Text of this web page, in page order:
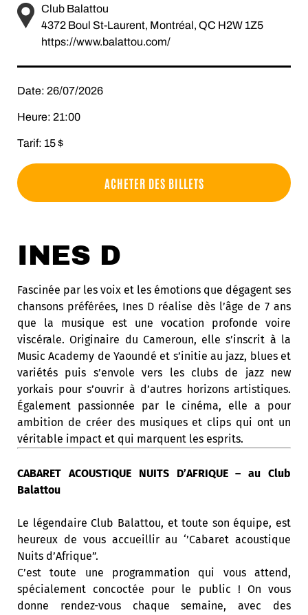
Club Balattou
4372 Boul St-Laurent, Montréal, QC H2W 1Z5
https://www.balattou.com/
Date: 26/07/2026
Heure: 21:00
Tarif: 15 $
ACHETER DES BILLETS
INES D
Fascinée par les voix et les émotions que dégagent ses
chansons préférées, Ines D réalise dès l’âge de 7 ans
que la musique est une vocation profonde voire
viscérale. Originaire du Cameroun, elle s’inscrit à la
Music Academy de Yaoundé et s’initie au jazz, blues et
variétés puis s’envole vers les clubs de jazz new
yorkais pour s’ouvrir à d’autres horizons artistiques.
Également passionnée par le cinéma, elle a pour
ambition de créer des musiques et clips qui ont un
véritable impact et qui marquent les esprits.
CABARET ACOUSTIQUE NUITS D’AFRIQUE – au Club
Balattou
Le légendaire Club Balattou, et toute son équipe, est
heureux de vous accueillir au ‘’Cabaret acoustique
Nuits d’Afrique”.
C’est toute une programmation qui vous attend,
spécialement concoctée pour le public ! On vous
donne rendez-vous chaque semaine, avec des